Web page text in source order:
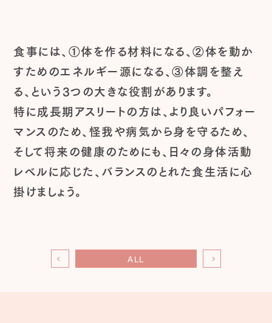
食事には、①体を作る材料になる、②体を動か
すためのエネルギー源になる、③体調を整え
る、という3つの大きな役割があります。
特に成長期アスリートの方は、より良いパフォー
マンスのため、怪我や病気から身を守るため、
そして将来の健康のためにも、日々の身体活動
レベルに応じた、バランスのとれた食生活に心
掛けましょう。
ALL